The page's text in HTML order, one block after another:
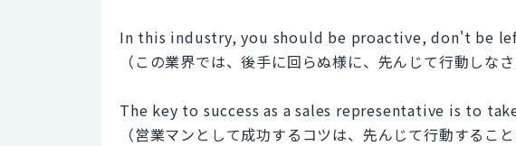
In this industry, you should be proactive, don't be
（この業界では、後手に回らぬ様に、先んじて行動しなさ
The key to success as a sales representative is to
（営業マンとして成功するコツは、先んじて行動すること